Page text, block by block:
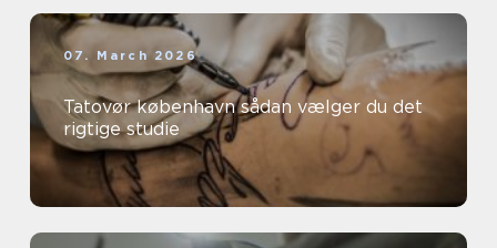
07. March 2026
Tatovør københavn sådan vælger du det
rigtige studie